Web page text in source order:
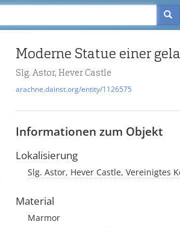
Moderne Statue einer
Slg. Astor, Hever Castle
arachne.dainst.org/entity/1126575
Informationen zum Objekt
Lokalisierung
Slg. Astor, Hever Castle, Vereinigtes
Material
Marmor